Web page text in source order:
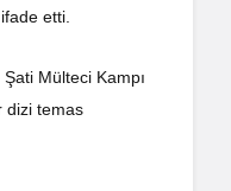
etti.
Mülteci Kampı
dizi temas